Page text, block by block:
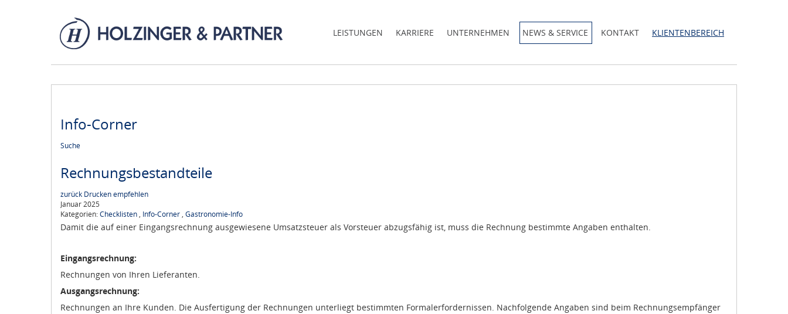
LEISTUNGEN KARRIERE UNTERNEHMEN NEWS & SERVICE KONTAKT KLIENTENBEREICH
Info-Corner
Suche
Rechnungsbestandteile
zurück Druckenempfehlen
Januar 2025
Kategorien:Checklisten , Info-Corner , Gastronomie-Info
Damit die auf einer Eingangsrechnung ausgewiesene Umsatzsteuer als Vorsteuer abzugsfähig ist, muss die Rechnung bestimmte Angaben enthalten.
Eingangsrechnung:
Rechnungen von Ihren Lieferanten.
Ausgangsrechnung:
Rechnungen an Ihre Kunden. Die Ausfertigung der Rechnungen unterliegt bestimmten Formalerfordernissen. Nachfolgende Angaben sind beim Rechnungsempfänger